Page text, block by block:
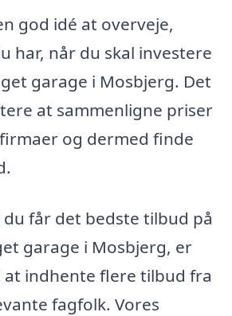
god idé at overveje,
har, når du skal investere
garage i Mosbjerg. Det
at sammenligne priser
og dermed finde
du får det bedste tilbud på
garage i Mosbjerg, er
at indhente flere tilbud fra
fagfolk. Vores